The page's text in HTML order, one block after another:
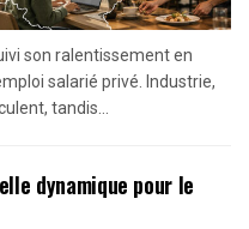
son ralentissement en
salarié privé. Industrie,
tandis...
dynamique pour le